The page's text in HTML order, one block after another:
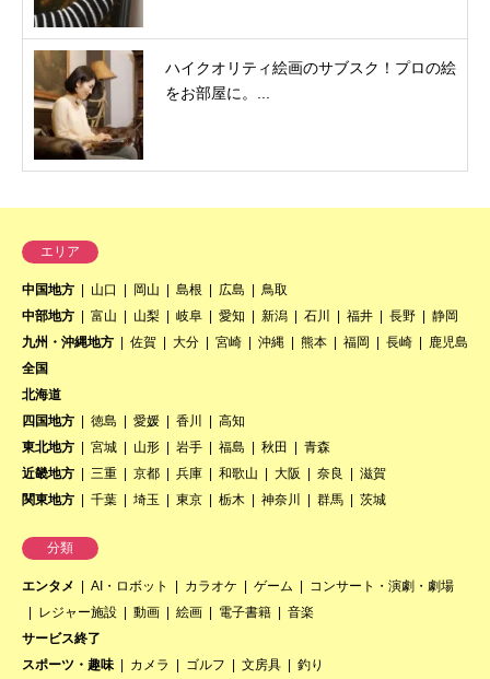
ハイクオリティ絵画のサブスク！プロの絵
をお部屋に。...
エリア
中国地方 山口 岡山 島根 広島
鳥取
中部地方
富山 山梨 岐阜 愛知 新潟 石川 福井 長野
静岡
九州・沖縄地方
佐賀 大分 宮崎 沖縄 熊本 福岡 長崎
鹿児島
全国
北海道
四国地方
徳島 愛媛 香川
高知
東北地方
宮城 山形 岩手 福島 秋田
青森
近畿地方
三重 京都 兵庫 和歌山 大阪 奈良
滋賀
関東地方
千葉 埼玉 東京 栃木 神奈川 群馬 茨城
分類
エンタメ AI・ロボット カラオケ ゲーム
コンサート・演劇・劇場
レジャー施設
動画 絵画 電子書籍
音楽
サービス終了
スポーツ・趣味
カメラ ゴルフ 文房具
釣り